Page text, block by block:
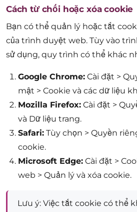
Cách từ chối hoặc xóa cookie
Bạn có thể quản lý hoặc tắt
của trình duyệt web. Tùy vào
sử dụng, quy trình có thể khác
Google Chrome: Cài đặt >
mật > Cookie và các dữ liệu
Mozilla Firefox: Cài đặt >
và Dữ liệu trang.
Safari: Tùy chọn > Quyền
cookie.
Microsoft Edge: Cài đặt >
web > Quản lý và xóa cookie.
Lưu ý: Việc tắt cookie có thể